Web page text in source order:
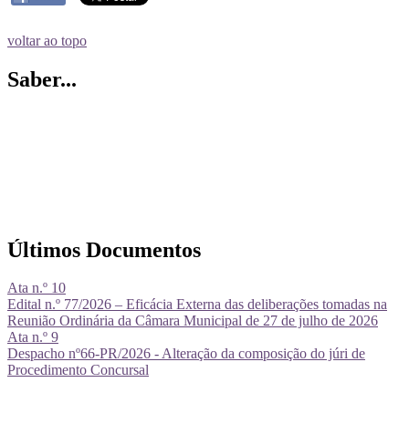
voltar ao topo
Saber...
Últimos Documentos
Ata n.º 10
Edital n.º 77/2026 – Eficácia Externa das deliberações tomadas na
Reunião Ordinária da Câmara Municipal de 27 de julho de 2026
Ata n.º 9
Despacho nº66-PR/2026 - Alteração da composição do júri de
Procedimento Concursal